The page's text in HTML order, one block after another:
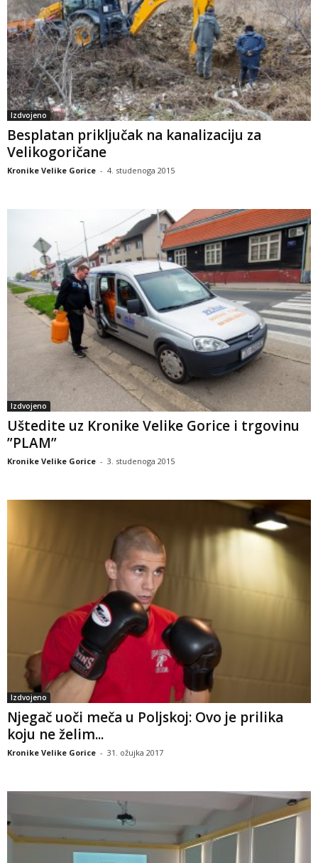
Izdvojeno
Besplatan priključak na kanalizaciju za
Velikogoričane
Kronike Velike Gorice - 4. studenoga 2015
Izdvojeno
Uštedite uz Kronike Velike Gorice i trgovinu
”PLAM”
Kronike Velike Gorice - 3. studenoga 2015
Izdvojeno
Njegač uoči meča u Poljskoj: Ovo je prilika
koju ne želim...
Kronike Velike Gorice - 31. ožujka 2017